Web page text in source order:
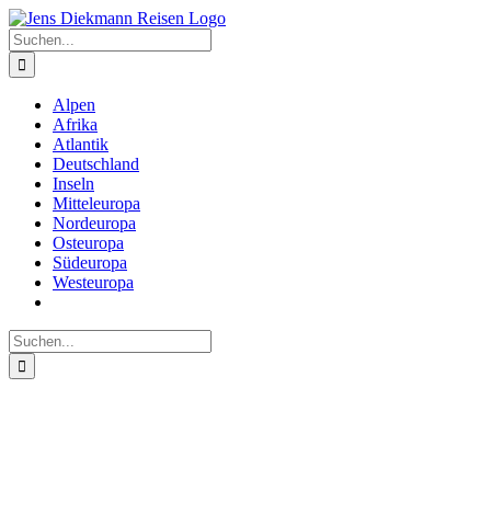
Zum
Inhalt
springen
Suche
nach:
Alpen
Afrika
Atlantik
Deutschland
Inseln
Mitteleuropa
Nordeuropa
Osteuropa
Südeuropa
Westeuropa
Suche
nach: